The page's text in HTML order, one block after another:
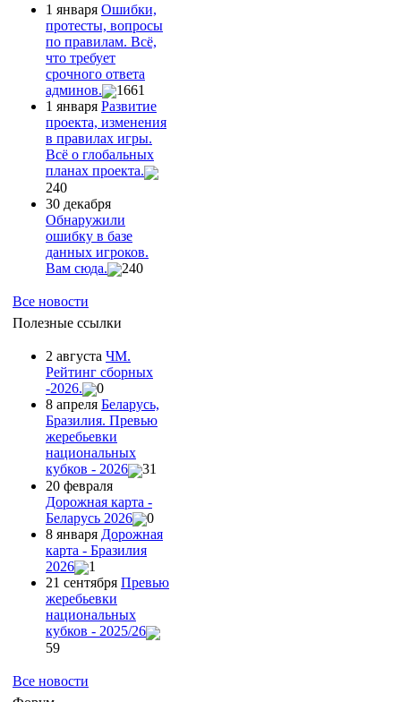
1 января Ошибки,
протесты, вопросы
по правилам. Всё,
что требует
срочного ответа
админов.
1661
1 января Развитие
проекта, изменения
в правилах игры.
Всё о глобальных
планах проекта.
240
30 декабря
Обнаружили
ошибку в базе
данных игроков.
Вам сюда.
240
Все новости
Полезные ссылки
2 августа ЧМ.
Рейтинг сборных
-2026.
0
8 апреля Беларусь,
Бразилия. Превью
жеребьевки
национальных
кубков - 2026
31
20 февраля
Дорожная карта -
Беларусь 2026
0
8 января Дорожная
карта - Бразилия
2026
1
21 сентября Превью
жеребьевки
национальных
кубков - 2025/26
59
Все новости